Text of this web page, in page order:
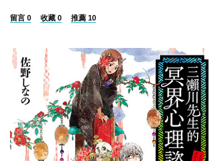
留言 0 收藏 0 推薦 10